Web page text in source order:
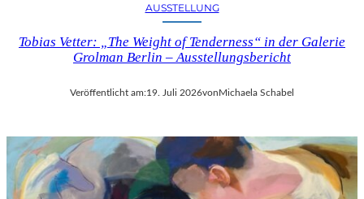
AUSSTELLUNG
Tobias Vetter: „The Weight of Tenderness“ in der Galerie
Grolman Berlin – Ausstellungsbericht
Veröffentlicht am:19. Juli 2026von Michaela Schabel